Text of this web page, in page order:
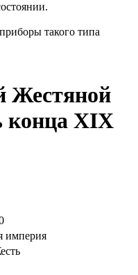
такого типа
Жестяной
конца XIX
империя